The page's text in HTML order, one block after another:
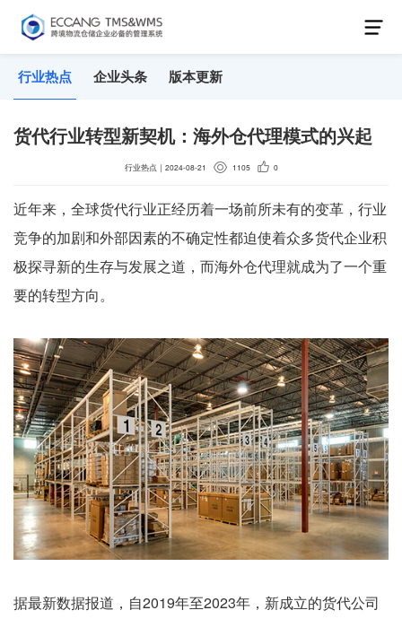
行业热点 企业头条 版本更新
货代行业转型新契机：海外仓代理模式的兴起
行业热点 ｜ 2024-08-21 1105 0
近年来，全球货代行业正经历着一场前所未有的变革，行业
竞争的加剧和外部因素的不确定性都迫使着众多货代企业积
极探寻新的生存与发展之道，而海外仓代理就成为了一个重
要的转型方向。
据最新数据报道，自2019年至2023年，新成立的货代公司